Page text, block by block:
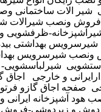
شیر الات ساختمانی
فروش ونصب شیرالات
ظرفشویی
شیرسرویس بهداشتی
ونصب شیرسرویس
شیرلباسشویی-
و خارجی
اجاق
صفحه اجاق گازو
هود آشپزخانه ایرانی
دوش و زیردوشی-